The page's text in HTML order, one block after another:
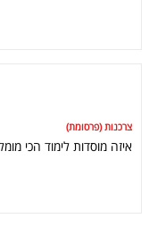
צרכנות (פרסומת)
איזה מוסדות לימוד הכי